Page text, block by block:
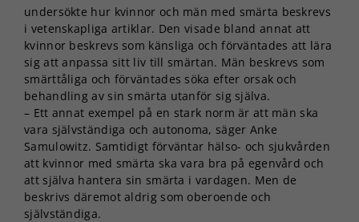
undersökte hur kvinnor och män med smärta beskrevs
i vetenskapliga artiklar. Den visade bland annat att
kvinnor beskrevs som känsliga och förväntades att lära
sig att anpassa sitt liv till smärtan. Män beskrevs som
smärttåliga och förväntades söka efter orsak och
behandling av sin smärta utanför sig själva.
– Ett annat exempel på en stark norm är att män ska
vara självständiga och autonoma, säger Anke
Samulowitz. Samtidigt förväntar hälso- och sjukvården
att kvinnor med smärta ska vara bra på egenvård och
att själva hantera sin smärta i vardagen. Men de
beskrivs däremot aldrig som oberoende och
självständiga.